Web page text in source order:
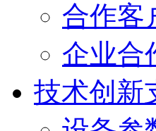
合作客
企业合
技术创新